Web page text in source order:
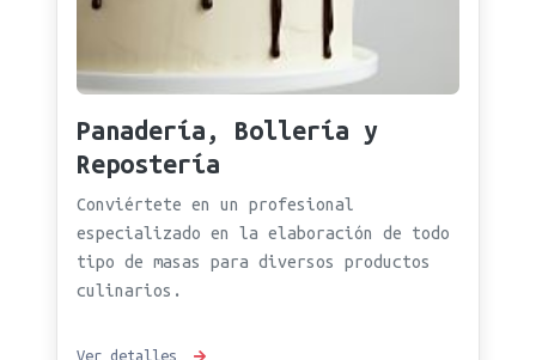
Panadería, Bollería y
Repostería
Conviértete en un profesional
especializado en la elaboración de todo
tipo de masas para diversos productos
culinarios.
Ver detalles